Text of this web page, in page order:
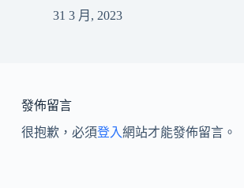
31 3 月, 2023
發佈留言
很抱歉，必須登入網站才能發佈留言。